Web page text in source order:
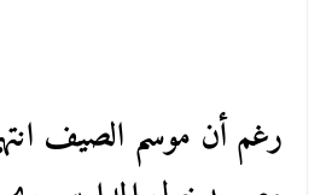
رغم أن موسم الصيف